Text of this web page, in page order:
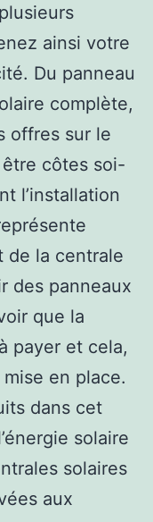
ainsi votre
Du panneau
complète,
offres sur le
côtes soi-
l’installation
de la centrale
des panneaux
que la
payer et cela,
en place.
dans cet
solaire
solaires
aux